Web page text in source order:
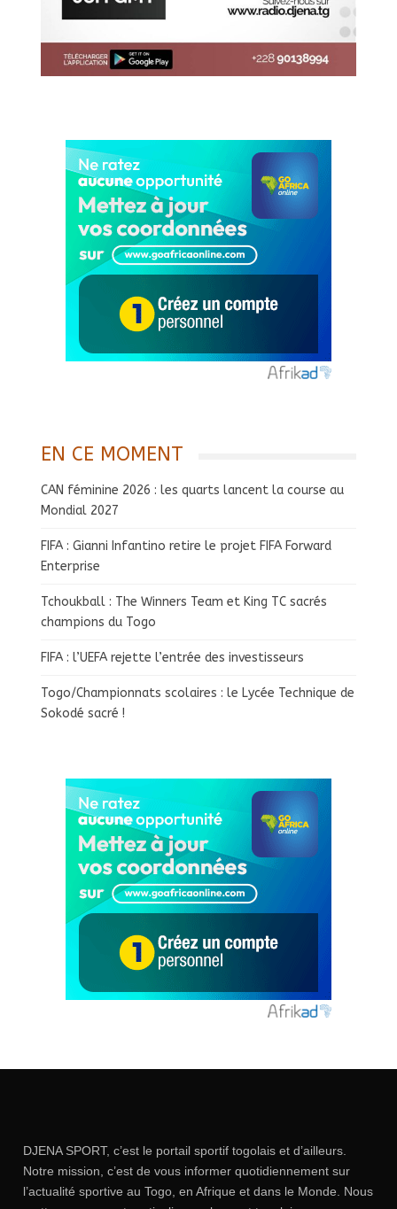
EN CE MOMENT
CAN féminine 2026 : les quarts lancent la course au
Mondial 2027
FIFA : Gianni Infantino retire le projet FIFA Forward
Enterprise
Tchoukball : The Winners Team et King TC sacrés
champions du Togo
FIFA : l’UEFA rejette l’entrée des investisseurs
Togo/Championnats scolaires : le Lycée Technique de
Sokodé sacré !
DJENA SPORT, c’est le portail sportif togolais et d’ailleurs.
Notre mission, c’est de vous informer quotidiennement sur
l’actualité sportive au Togo, en Afrique et dans le Monde. Nous